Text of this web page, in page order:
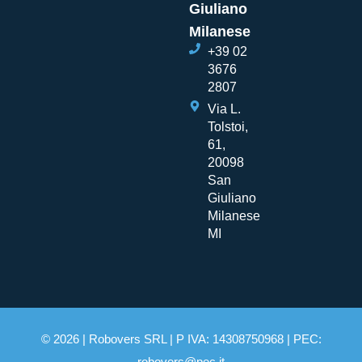
Giuliano
Milanese
+39 02
3676
2807
Via L.
Tolstoi,
61,
20098
San
Giuliano
Milanese
MI
© 2026 | Robovers SRL | P IVA: 14308750968 | PEC: